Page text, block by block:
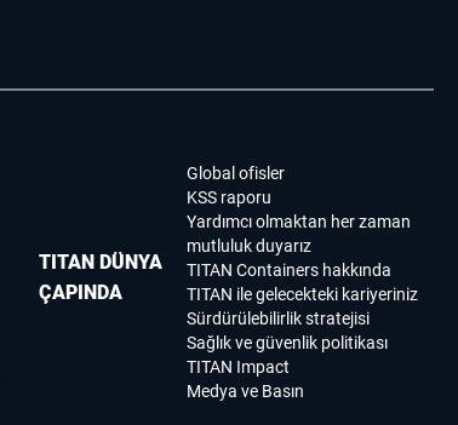
TITAN DÜNYA
ÇAPINDA
Global ofisler
KSS raporu
Yardımcı olmaktan her zaman
mutluluk duyarız
TITAN Containers hakkında
TITAN ile gelecekteki kariyeriniz
Sürdürülebilirlik stratejisi
Sağlık ve güvenlik politikası
TITAN Impact
Medya ve Basın